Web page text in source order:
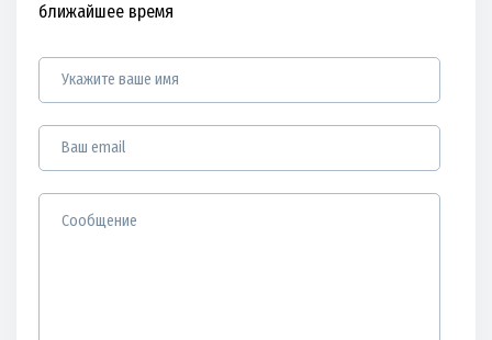
ближайшее время